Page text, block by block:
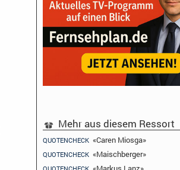
Mehr aus diesem Ressort
QUOTENCHECK «Caren Miosga»
QUOTENCHECK «Maischberger»